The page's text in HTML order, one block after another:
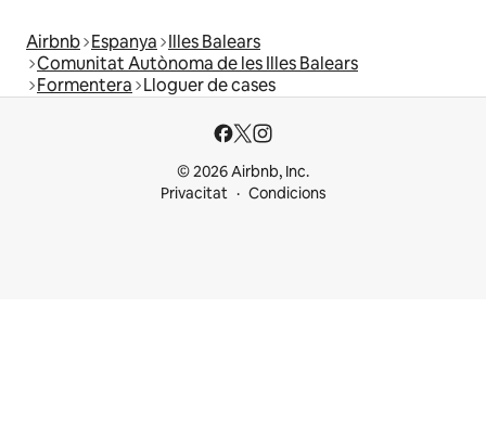
Airbnb Espanya Illes Balears
Comunitat Autònoma de les Illes Balears
Formentera Lloguer de cases
© 2026 Airbnb, Inc.
Privacitat
Condicions